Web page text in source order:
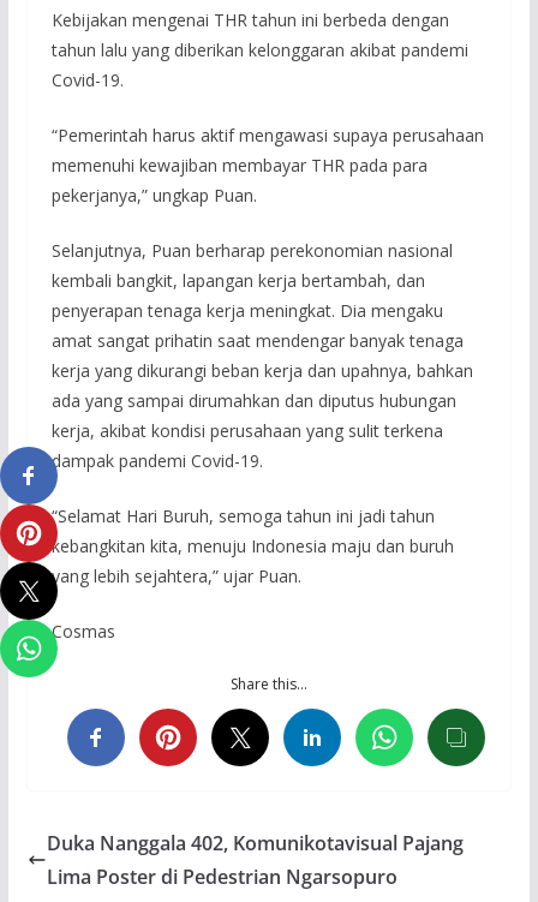
Kebijakan mengenai THR tahun ini berbeda dengan
tahun lalu yang diberikan kelonggaran akibat pandemi
Covid-19.
“Pemerintah harus aktif mengawasi supaya perusahaan
memenuhi kewajiban membayar THR pada para
pekerjanya,” ungkap Puan.
Selanjutnya, Puan berharap perekonomian nasional
kembali bangkit, lapangan kerja bertambah, dan
penyerapan tenaga kerja meningkat. Dia mengaku
amat sangat prihatin saat mendengar banyak tenaga
kerja yang dikurangi beban kerja dan upahnya, bahkan
ada yang sampai dirumahkan dan diputus hubungan
kerja, akibat kondisi perusahaan yang sulit terkena
dampak pandemi Covid-19.
“Selamat Hari Buruh, semoga tahun ini jadi tahun
kebangkitan kita, menuju Indonesia maju dan buruh
yang lebih sejahtera,” ujar Puan.
Cosmas
Share this…
Duka Nanggala 402, Komunikotavisual Pajang
Lima Poster di Pedestrian Ngarsopuro